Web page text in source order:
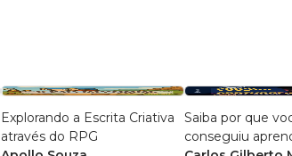
Explorando a Escrita Criativa
através do RPG
Saiba por que
conseguiu